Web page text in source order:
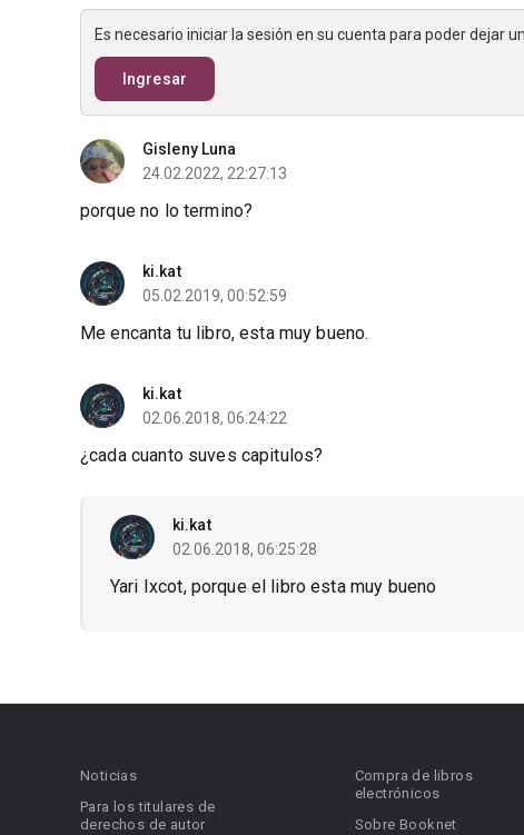
Es necesario iniciar la sesión en su cuenta para poder dejar
Ingresar
Gisleny Luna
24.02.2022, 22:27:13
porque no lo termino?
ki.kat
05.02.2019, 00:52:59
Me encanta tu libro, esta muy bueno.
ki.kat
02.06.2018, 06:24:22
¿cada cuanto suves capitulos?
ki.kat
02.06.2018, 06:25:28
Yari Ixcot, porque el libro esta muy bueno
Noticias
Para los titulares de
derechos de autor
Compra de libros
electrónicos
Sobre Booknet